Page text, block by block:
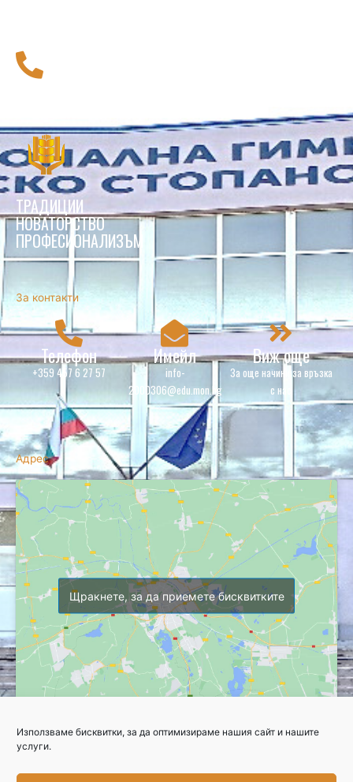
Използваме бисквитки, за да оптимизираме нашия сайт и нашите
услуги.
116 111
ТРАДИЦИИ
НОВАТОРСТВО
ПРОФЕСИОНАЛИЗЪМ
За контакти
Телефон
+359 457 6 27 57
Имейл
info-
2000306@edu.mon.bg
Виж още
За още начини за връзка
с нас
Адрес
Щракнете, за да приемете бисквитките
Copyright © 2026 Професионална гимназия по селско стопанство